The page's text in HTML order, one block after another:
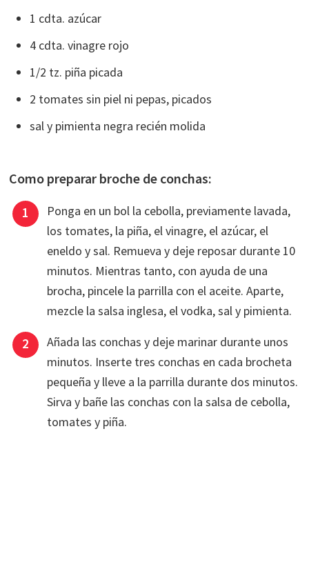
1 cdta. azúcar
4 cdta. vinagre rojo
1/2 tz. piña picada
2 tomates sin piel ni pepas, picados
sal y pimienta negra recién molida
Como preparar broche de conchas:
Ponga en un bol la cebolla, previamente lavada,
los tomates, la piña, el vinagre, el azúcar, el
eneldo y sal. Remueva y deje reposar durante 10
minutos. Mientras tanto, con ayuda de una
brocha, pincele la parrilla con el aceite. Aparte,
mezcle la salsa inglesa, el vodka, sal y pimienta.
Añada las conchas y deje marinar durante unos
minutos. Inserte tres conchas en cada brocheta
pequeña y lleve a la parrilla durante dos minutos.
Sirva y bañe las conchas con la salsa de cebolla,
tomates y piña.